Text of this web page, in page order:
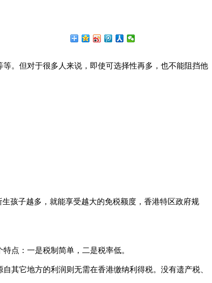
。但对于很多人来说，即使可选择性再多，也不能阻挡他
孩子越多，就能享受越大的免税额度，香港特区政府规
点：一是税制简单，二是税率低。
其它地方的利润则无需在香港缴纳利得税。没有遗产税、